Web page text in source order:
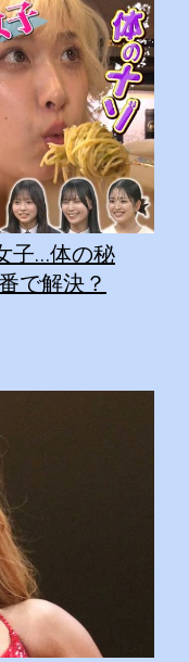
子…体の秘
で解決？